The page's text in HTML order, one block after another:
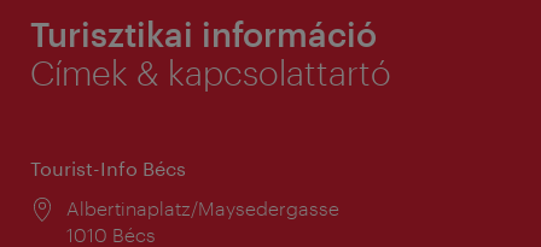
Turisztikai információ
Címek & kapcsolattartó
Tourist-Info Bécs
Helyszín:
Albertinaplatz/Maysedergasse
1010 Bécs